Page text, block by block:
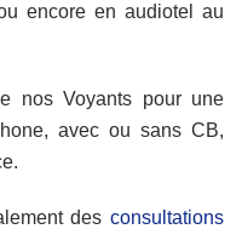
encore en audiotel au
nos Voyants pour une
avec ou sans CB,
des consultations